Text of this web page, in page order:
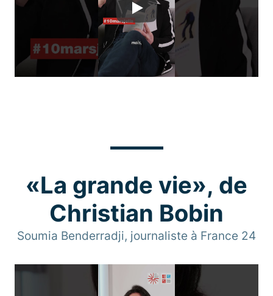
Play
«La grande vie», de
Christian Bobin
Soumia Benderradji, journaliste à France 24